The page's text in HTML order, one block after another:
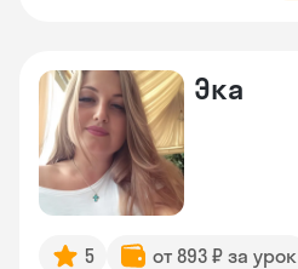
Эка
5 от 893 ₽ за урок